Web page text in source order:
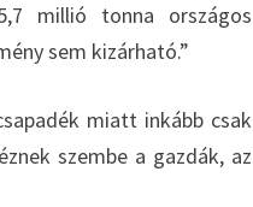
millió tonna országos
sem kizárható.”
miatt inkább csak
szembe a gazdák, az